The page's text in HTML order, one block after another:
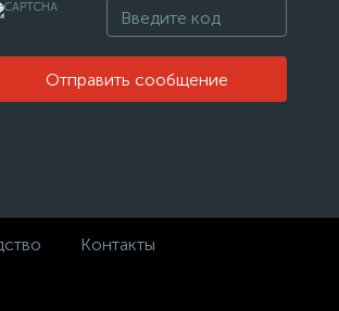
Отправить сообщение
Контакты